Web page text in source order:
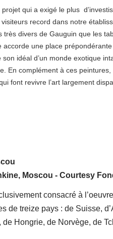
qui a exigé le plus
record dans notre
divers de Gauguin que les
une place
idéal d’un monde exotique
En complément à ces
font revivre l’art largement
Moscou - Courtesy
consacré à
de treize pays : de Suisse,
Hongrie, de Norvège, de